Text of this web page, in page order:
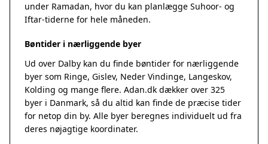
under Ramadan, hvor du kan planlægge Suhoor- og
Iftar-tiderne for hele måneden.
Bøntider i nærliggende byer
Ud over Dalby kan du finde bøntider for nærliggende
byer som Ringe, Gislev, Neder Vindinge, Langeskov,
Kolding og mange flere. Adan.dk dækker over 325
byer i Danmark, så du altid kan finde de præcise tider
for netop din by. Alle byer beregnes individuelt ud fra
deres nøjagtige koordinater.